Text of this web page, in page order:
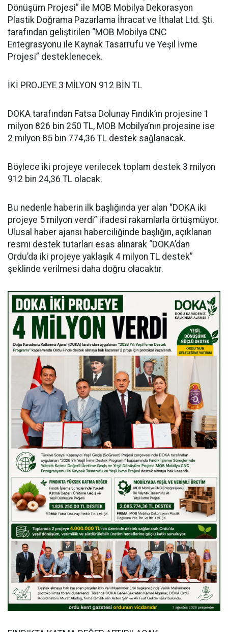
Dönüşüm Projesi” ile MOB Mobilya Dekorasyon
Plastik Doğrama Pazarlama İhracat ve İthalat Ltd. Şti.
tarafından geliştirilen “MOB Mobilya CNC
Entegrasyonu ile Kaynak Tasarrufu ve Yeşil İvme
Projesi” desteklenecek.
İKİ PROJEYE 3 MİLYON 912 BİN TL
DOKA tarafından Fatsa Dolunay Fındık’ın projesine 1
milyon 826 bin 250 TL, MOB Mobilya’nın projesine ise
2 milyon 85 bin 774,36 TL destek sağlanacak.
Böylece iki projeye verilecek toplam destek 3 milyon
912 bin 24,36 TL olacak.
Bu nedenle haberin ilk başlığında yer alan “DOKA iki
projeye 5 milyon verdi” ifadesi rakamlarla örtüşmüyor.
Ulusal haber ajansı haberciliğinde başlığın, açıklanan
resmi destek tutarları esas alınarak “DOKA’dan
Ordu’da iki projeye yaklaşık 4 milyon TL destek”
şeklinde verilmesi daha doğru olacaktır.